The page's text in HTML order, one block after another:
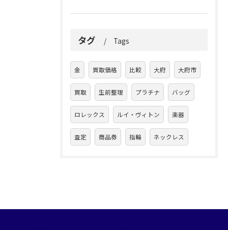
タグ Tags
金 買取価格 比較 大府 大府市
買取 生前整理 プラチナ バッグ
ロレックス ルイ・ヴィトン 楽器
査定 商品券 指輪 ネックレス